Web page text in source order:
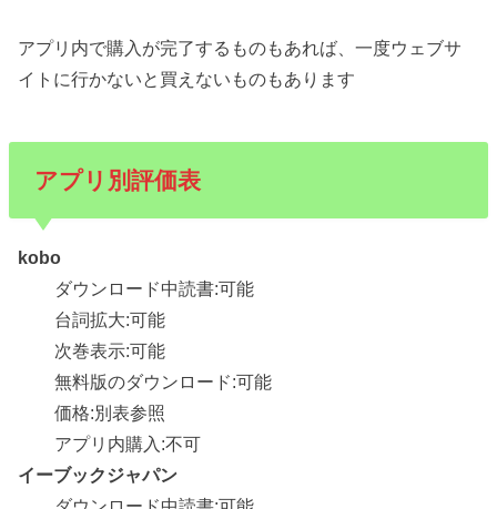
アプリ内で購入が完了するものもあれば、一度ウェブサ
イトに行かないと買えないものもあります
アプリ別評価表
kobo
ダウンロード中読書:可能
台詞拡大:可能
次巻表示:可能
無料版のダウンロード:可能
価格:別表参照
アプリ内購入:不可
イーブックジャパン